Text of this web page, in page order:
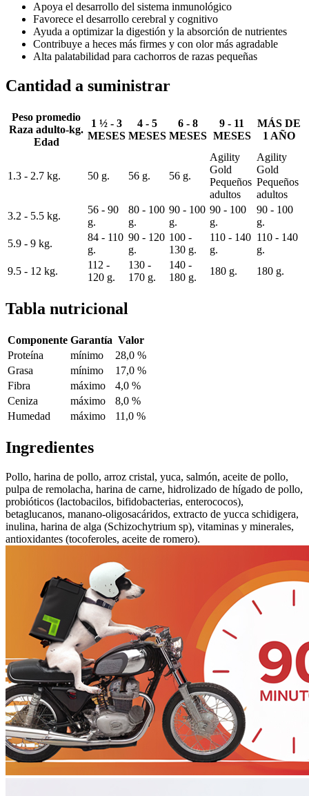
Apoya el desarrollo del sistema inmunológico
Favorece el desarrollo cerebral y cognitivo
Ayuda a optimizar la digestión y la absorción de nutrientes
Contribuye a heces más firmes y con olor más agradable
Alta palatabilidad para cachorros de razas pequeñas
Cantidad a suministrar
Peso promedio
Raza adulto-kg.
Edad
1 ½ - 3
MESES
4 - 5
MESES
6 - 8
MESES
9 - 11
MESES
MÁS DE
1 AÑO
1.3 - 2.7 kg. 50 g. 56 g. 56 g.
Agility
Gold
Pequeños
adultos
Agility
Gold
Pequeños
adultos
3.2 - 5.5 kg.
56 - 90
g.
80 - 100
g.
90 - 100
g.
90 - 100
g.
90 - 100
g.
5.9 - 9 kg.
84 - 110
g.
90 - 120
g.
100 -
130 g.
110 - 140
g.
110 - 140
g.
9.5 - 12 kg.
112 -
120 g.
130 -
170 g.
140 -
180 g.
180 g. 180 g.
Tabla nutricional
Componente Garantía Valor
Proteína
mínimo
28,0 %
Grasa
mínimo
17,0 %
Fibra
máximo
4,0 %
Ceniza
máximo
8,0 %
Humedad
máximo 11,0 %
Ingredientes
Pollo, harina de pollo, arroz cristal, yuca, salmón, aceite de pollo,
pulpa de remolacha, harina de carne, hidrolizado de hígado de pollo,
probióticos (lactobacilos, bifidobacterias, enterococos),
betaglucanos, manano-oligosacáridos, extracto de yucca schidigera,
inulina, harina de alga (Schizochytrium sp), vitaminas y minerales,
antioxidantes (tocoferoles, aceite de romero).